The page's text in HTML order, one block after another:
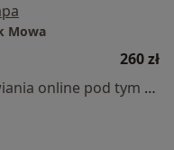
Mowa
260 zł
Specjalista nie oferuje umawiania online pod tym adresem.